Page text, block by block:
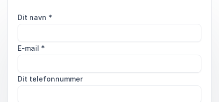
Dit navn *
E-mail *
Dit telefonnummer